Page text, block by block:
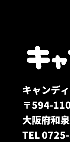
キャンデ
〒594-
大阪府和
TEL